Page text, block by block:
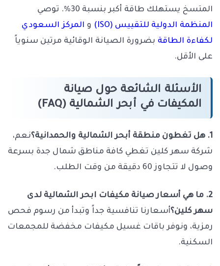
المتسخ يستهلك طاقة أكبر بنسبة 30%. توصي
المنظمة الدولية للتقييس (ISO)
و المركز السعودي
لكفاءة الطاقة بضرورة الصيانة الوقائية مرتين سنوياً
على الأقل.
الأسئلة الشائعة حول صيانة
المكيفات في أبحر الشمالية (FAQ)
1. هل تغطون منطقة أبحر الشمالية والحمدانية؟
نعم،
شركة سهر كلين تغطي كافة مناطق شمال جدة بسرعة
وصول لا تتجاوز 60 دقيقة من وقت الطلب.
2. ما هي أسعار صيانة مكيفات ابحر الشمالية لدى
سهر كلين؟أسعارنا تنافسية جداً وتبدأ من رسوم فحص
رمزية، ونوفر باقات غسيل مكيفات مخفضة للمجمعات
السكنية.